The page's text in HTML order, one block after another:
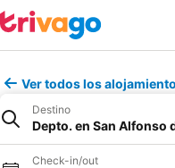
Ver todos los
Destino
Depto. en San Alfonso
Check-in/out